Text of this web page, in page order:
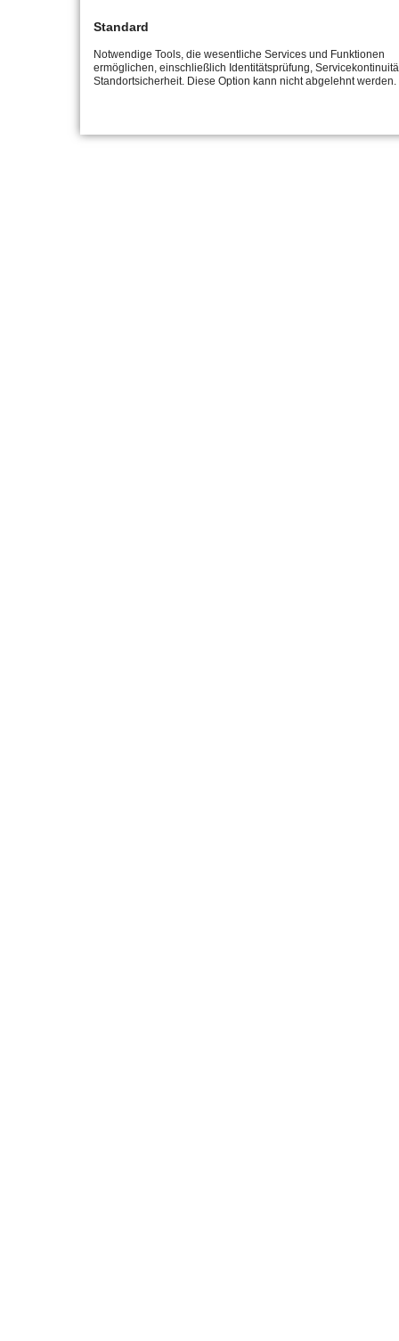
Standard
Notwendige Tools, die wesentliche Services und Funktionen
ermöglichen, einschließlich Identitätsprüfung,
Standortsicherheit. Diese Option kann nicht abgelehnt werden.